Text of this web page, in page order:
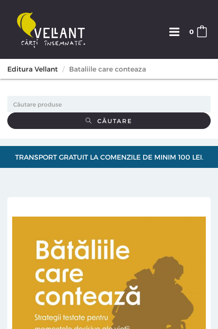
0
Editura Vellant Bataliile care conteaza
CĂUTARE
TRANSPORT GRATUIT LA COMENZILE DE MINIM 100 LEI.